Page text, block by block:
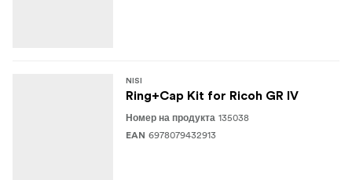
NISI
Ring+Cap Kit for Ricoh GR IV
Номер на продукта 135038
EAN 6978079432913